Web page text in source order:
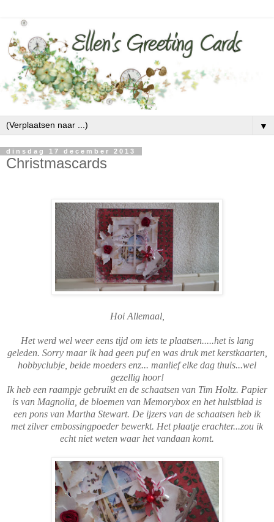
▼
dinsdag 17 december 2013
Christmascards
Hoi Allemaal,
Het werd wel weer eens tijd om iets te plaatsen.....het is lang
geleden. Sorry maar ik had geen puf en was druk met kerstkaarten,
hobbyclubje, beide moeders enz... manlief elke dag thuis...wel
gezellig hoor!
Ik heb een raampje gebruikt en de schaatsen van Tim Holtz. Papier
is van Magnolia, de bloemen van Memorybox en het hulstblad is
een pons van Martha Stewart. De ijzers van de schaatsen heb ik
met zilver embossingpoeder bewerkt. Het plaatje erachter...zou ik
echt niet weten waar het vandaan komt.